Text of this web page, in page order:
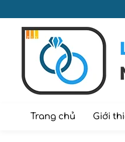
Trang chủ Giới